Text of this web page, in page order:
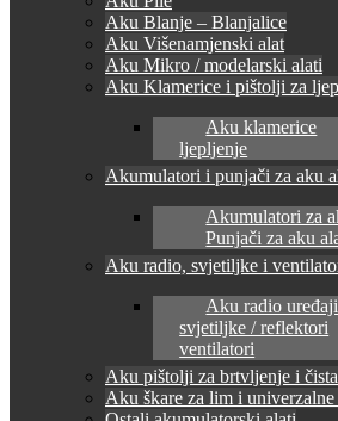
Aku Blanje – Blanjalice
Aku Višenamjenski alat
Aku Mikro / modelarski alati
Aku Klamerice i pištolji za
Aku klamerice
ljepljenje
Akumulatori i punjači za aku
Akumulatori za
Punjači za aku
Aku radio, svjetiljke i
Aku radio uređaji
svjetiljke / reflektori
ventilatori
Aku pištolji za brtvljenje i
Aku škare za lim i univerzalne